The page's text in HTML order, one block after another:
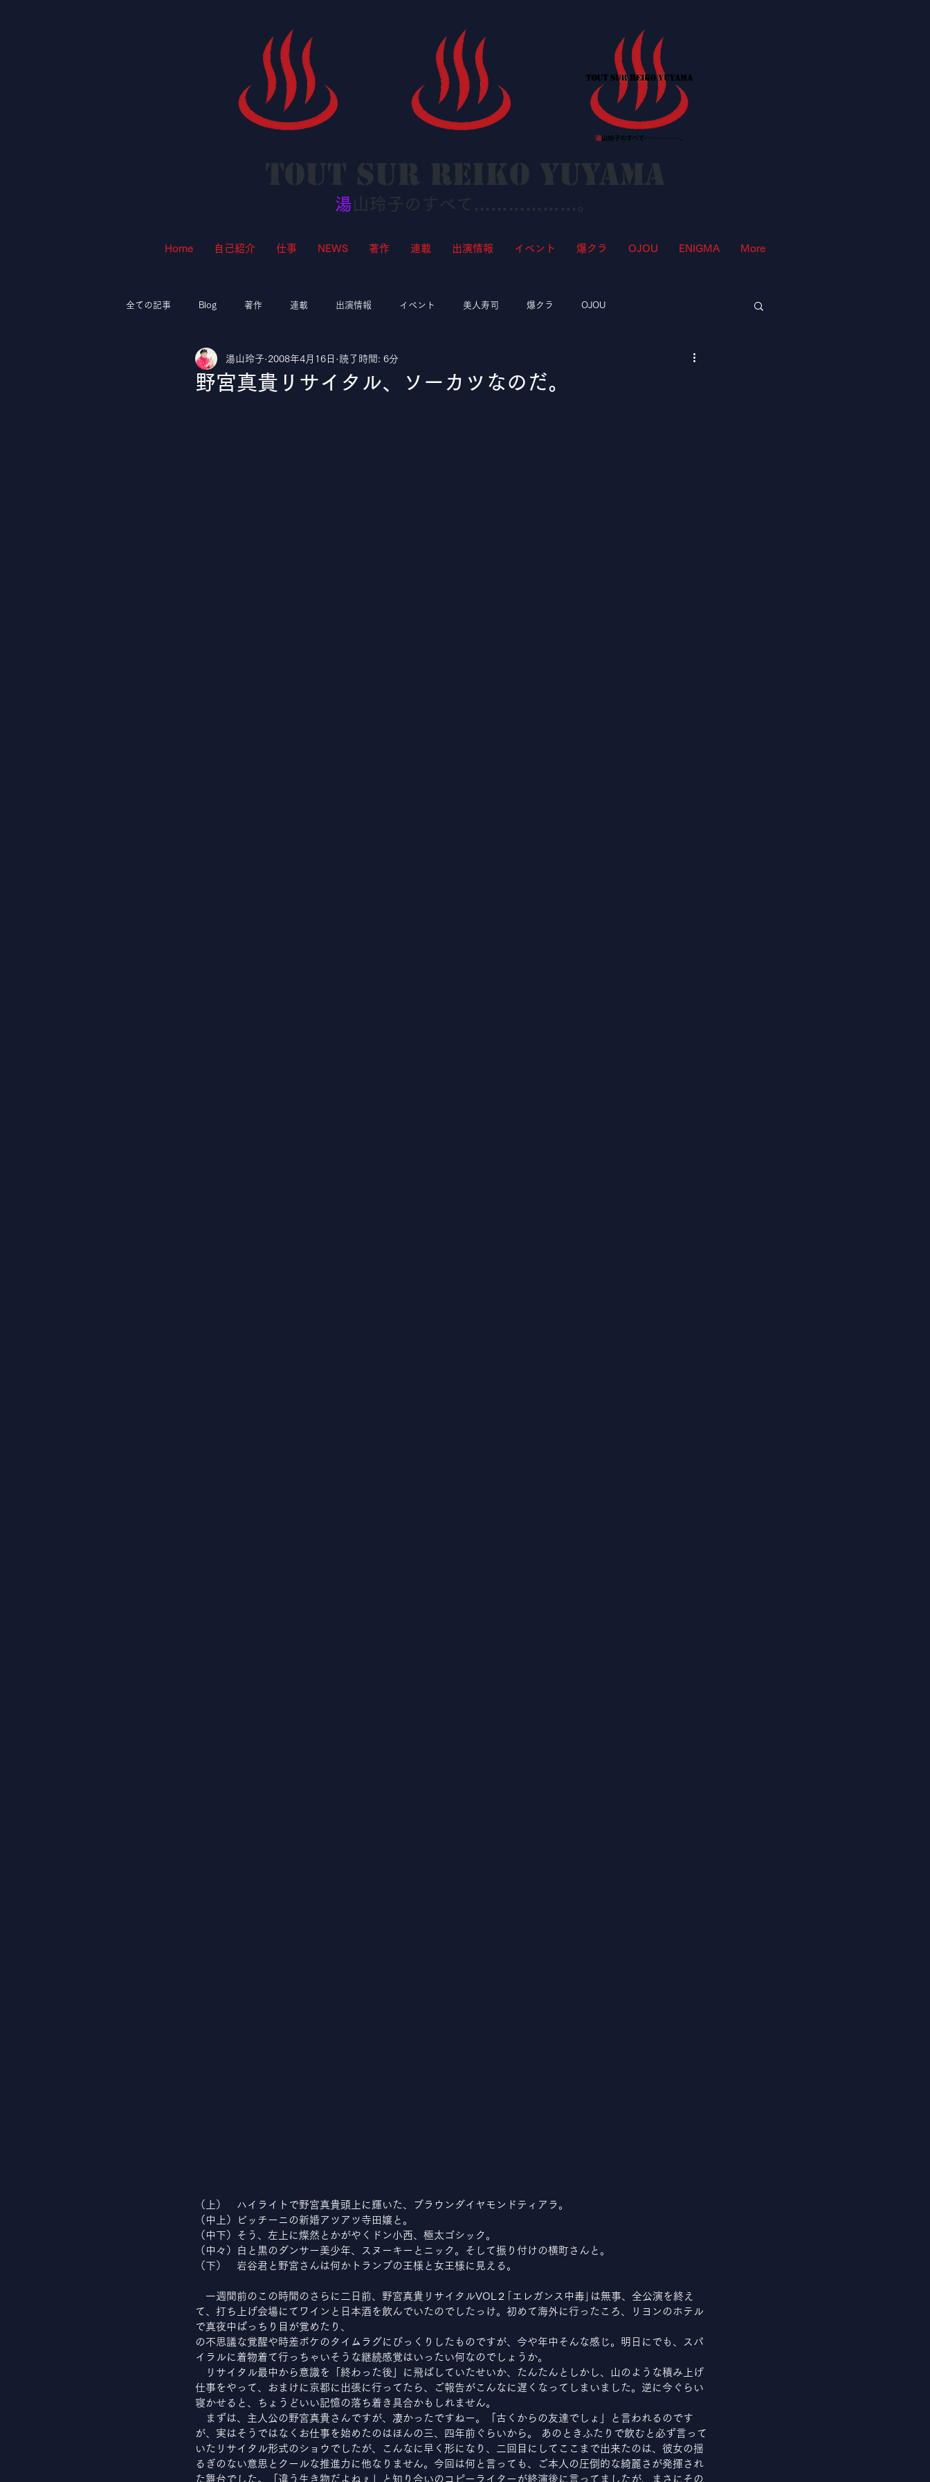
湯
Home 自己紹介 仕事 NEWS 著作 連載 出演情報 イベント 爆クラ OJOU ENIGMA More
全ての記事 Blog 著作 連載 出演情報 イベント 美人寿司 爆クラ OJOU
湯山玲子のカルチャークラブ YouTube
野宮真貴リサイタル、ソーカツなのだ。
湯山玲子 2008年4月16日 読了時間: 6分
（上）　ハイライトで野宮真貴頭上に輝いた、ブラウンダイヤモンドティアラ。
（中上）ビッチーニの新婚アツアツ寺田嬢と。
（中下）そう、左上に燦然とかがやくドン小西、極太ゴシック。
（中々）白と黒のダンサー美少年、スヌーキーとニック。そして振り付けの横町さんと。
（下）　岩谷君と野宮さんは何かトランプの王様と女王様に見える。
一週間前のこの時間のさらに二日前、野宮真貴リサイタルVOL２｢エレガンス中毒｣は無事、全公演を終え
て、打ち上げ会場にてワインと日本酒を飲んでいたのでしたっけ。初めて海外に行ったころ、リヨンのホテル
で真夜中ぱっちり目が覚めたり、
の不思議な覚醒や時差ボケのタイムラグにびっくりしたものですが、今や年中そんな感じ。明日にでも、スパ
イラルに着物着て行っちゃいそうな継続感覚はいったい何なのでしょうか。
リサイタル最中から意識を「終わった後」に飛ばしていたせいか、たんたんとしかし、山のような積み上げ
仕事をやって、おまけに京都に出張に行ってたら、ご報告がこんなに遅くなってしまいました。逆に今ぐらい
寝かせると、ちょうどいい記憶の落ち着き具合かもしれません。
まずは、主人公の野宮真貴さんですが、凄かったですねー。「古くからの友達でしょ」と言われるのです
が、実はそうではなくお仕事を始めたのはほんの三、四年前ぐらいから。 あのときふたりで飲むと必ず言って
いたリサイタル形式のショウでしたが、こんなに早く形になり、二回目にしてここまで出来たのは、彼女の揺
るぎのない意思とクールな推進力に他なりません。今回は何と言っても、ご本人の圧倒的な綺麗さが発揮され
た舞台でした。「違う生き物だよねぇ」と知り合いのコピーライターが終演後に言ってましたが、まさにその